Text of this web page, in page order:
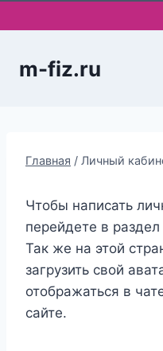
к
m-fiz.ru
Главная / Личный
Чтобы написать
перейдете в раздел
Так же на этой
загрузить свой
отображаться в
сайте.